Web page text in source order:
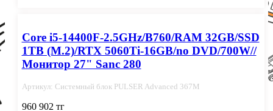
Core i5-14400F-2.5GHz/B760/RAM 32GB/SSD
1TB (M.2)/RTX 5060Ti-16GB/no DVD/700W//
Монитор 27" Sanc 280
Артикул: Системный блок PULSER Advanced 367M
960 902 тг